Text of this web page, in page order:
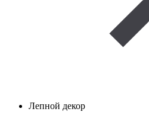
Лепной декор